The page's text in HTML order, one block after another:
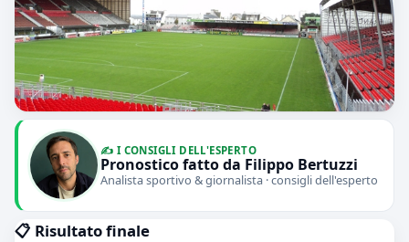
✍️ I CONSIGLI DELL'ESPERTO
Pronostico fatto da Filippo Bertuzzi
Analista sportivo & giornalista · consigli dell'esperto
📋 Risultato finale